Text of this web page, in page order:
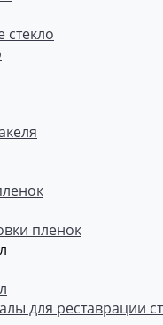
стекло
пленок
для реставрации